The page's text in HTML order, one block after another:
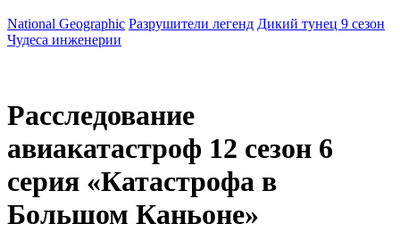
National Geographic Разрушители легенд Дикий тунец 9 сезон
Чудеса инженерии
Расследование
авиакатастроф 12 сезон 6
серия «Катастрофа в
Большом Каньоне»